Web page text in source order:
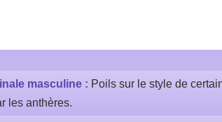
masculine : Poils sur le style de
les anthères.